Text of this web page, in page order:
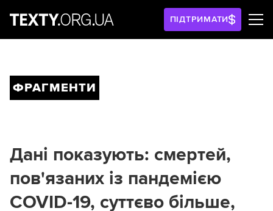
ПІДТРИМАТИ
ФРАГМЕНТИ
Дані показують: смертей,
пов'язаних із пандемією
COVID-19, суттєво більше,